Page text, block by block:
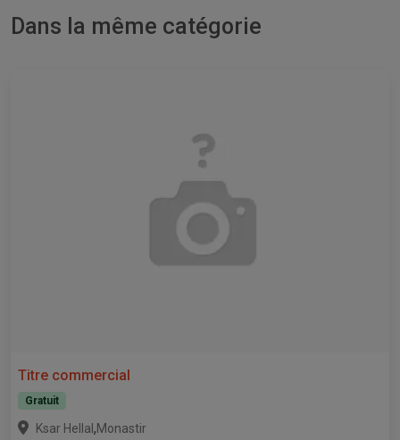
Dans la même catégorie
Titre commercial
Gratuit
Ksar Hellal ,Monastir